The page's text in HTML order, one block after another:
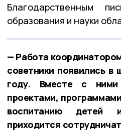
Благодарственным
образования и науки
— Работа
советники появились в
году. Вместе с
проектами,
воспитанию
приходится